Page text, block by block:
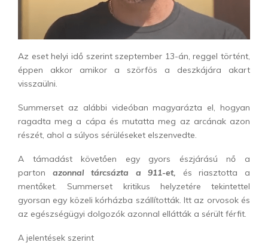
Az eset helyi idő szerint szeptember 13-án, reggel történt,
éppen akkor amikor a szörfös a deszkájára akart
visszaülni.
Summerset az alábbi videóban magyarázta el, hogyan
ragadta meg a cápa és mutatta meg az arcának azon
részét, ahol a súlyos sérüléseket elszenvedte.
A támadást követően egy gyors észjárású nő a
parton azonnal tárcsázta a 911-et, és riasztotta a
mentőket. Summerset kritikus helyzetére tekintettel
gyorsan egy közeli kórházba szállították. Itt az orvosok és
az egészségügyi dolgozók azonnal ellátták a sérült férfit.
A jelentések szerint